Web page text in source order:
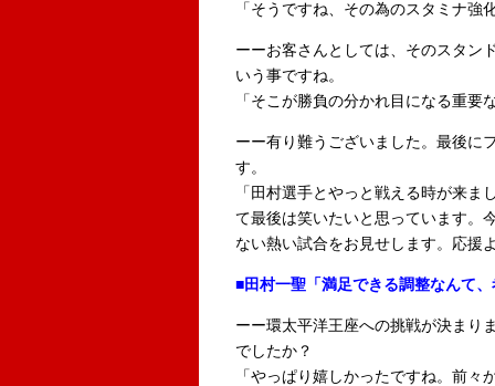
「そうですね、その為のスタミナ強
ーーお客さんとしては、そのスタン
いう事ですね。
「そこが勝負の分かれ目になる重要
ーー有り難うございました。最後に
す。
「田村選手とやっと戦える時が来
て最後は笑いたいと思っています。
ない熱い試合をお見せします。応援
■田村一聖「満足できる調整なんて
ーー環太平洋王座への挑戦が決まり
でしたか？
「やっぱり嬉しかったですね。前